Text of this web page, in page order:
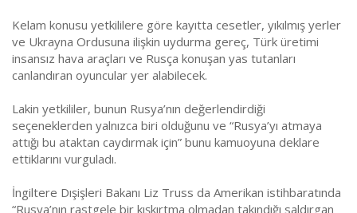
Kelam konusu yetkililere göre kayıtta cesetler, yıkılmış yerler
ve Ukrayna Ordusuna ilişkin uydurma gereç, Türk üretimi
insansız hava araçları ve Rusça konuşan yas tutanları
canlandıran oyuncular yer alabilecek.
Lakin yetkililer, bunun Rusya’nın değerlendirdiği
seçeneklerden yalnızca biri olduğunu ve “Rusya’yı atmaya
attığı bu ataktan caydırmak için” bunu kamuoyuna deklare
ettiklarını vurguladı.
İngiltere Dışişleri Bakanı Liz Truss da Amerikan istihbaratında
“Rusya’nın rastgele bir kışkırtma olmadan takındığı saldırgan